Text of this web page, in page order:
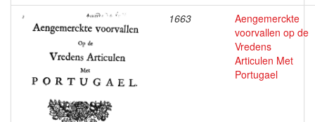
1663
Aengemerckte
voorvallen op de
Vredens
Articulen Met
Portugael